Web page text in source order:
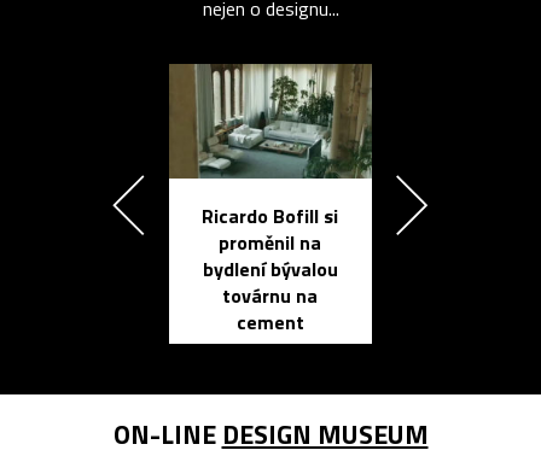
nejen o designu...
Ricardo Bofill si
proměnil na
bydlení bývalou
továrnu na
cement
ON-LINE DESIGN MUSEUM